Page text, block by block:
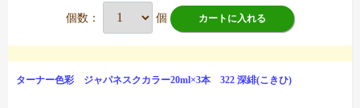
個数： 個 カートに入れる
ターナー色彩 ジャパネスクカラー20ml×3本 322 深緋(こきひ)